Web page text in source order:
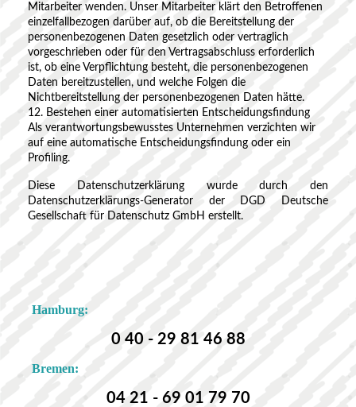
Mitarbeiter wenden. Unser Mitarbeiter klärt den Betroffenen
einzelfallbezogen darüber auf, ob die Bereitstellung der
personenbezogenen Daten gesetzlich oder vertraglich
vorgeschrieben oder für den Vertragsabschluss erforderlich
ist, ob eine Verpflichtung besteht, die personenbezogenen
Daten bereitzustellen, und welche Folgen die
Nichtbereitstellung der personenbezogenen Daten hätte.
12. Bestehen einer automatisierten Entscheidungsfindung
Als verantwortungsbewusstes Unternehmen verzichten wir
auf eine automatische Entscheidungsfindung oder ein
Profiling.
Diese Datenschutzerklärung wurde durch den
Datenschutzerklärungs-Generator der DGD Deutsche
Gesellschaft für Datenschutz GmbH erstellt.
Hamburg:
0 40 - 29 81 46 88
Bremen:
04 21 - 69 01 79 70